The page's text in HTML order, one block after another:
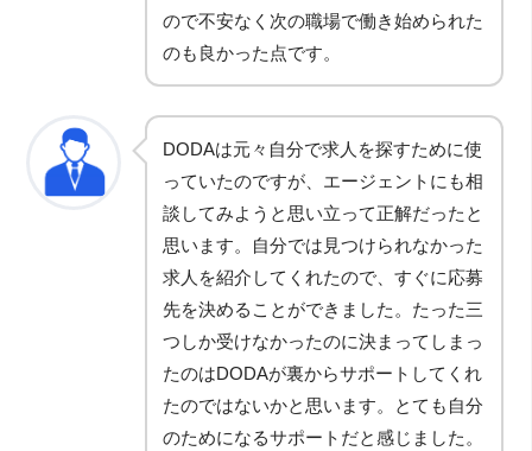
ので不安なく次の職場で働き始められた
のも良かった点です。
DODAは元々自分で求人を探すために使
っていたのですが、エージェントにも相
談してみようと思い立って正解だったと
思います。自分では見つけられなかった
求人を紹介してくれたので、すぐに応募
先を決めることができました。たった三
つしか受けなかったのに決まってしまっ
たのはDODAが裏からサポートしてくれ
たのではないかと思います。とても自分
のためになるサポートだと感じました。